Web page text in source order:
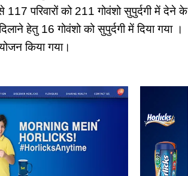
परिवारों को 211 गोवंशो सुपुर्दगी में देने के
हेतु 16 गोवंशो को सुपुर्दगी में दिया गया ।
किया गया।